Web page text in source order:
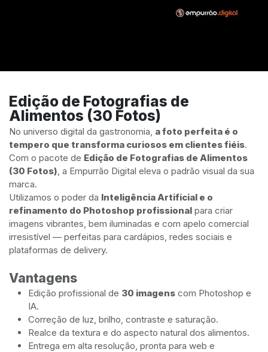
Edição de Fotografias de
Alimentos (30 Fotos)
No universo digital da gastronomia, a foto perfeita é o
tempero que transforma curiosos em clientes fiéis.
Com o pacote de Edição de Fotografias de Alimentos
(30 Fotos), a Empurrão Digital eleva o padrão visual da sua
marca.
Utilizamos o poder da Inteligência Artificial e o
refinamento do Photoshop profissional para criar
imagens vibrantes, bem iluminadas e com apelo comercial
irresistível — perfeitas para cardápios, redes sociais e
plataformas de delivery.
Vantagens
Edição profissional de 30 imagens com Photoshop e
IA.
Correção de luz, brilho, contraste e saturação.
Realce da textura e do aspecto natural dos alimentos.
Entrega em alta resolução, pronta para web e